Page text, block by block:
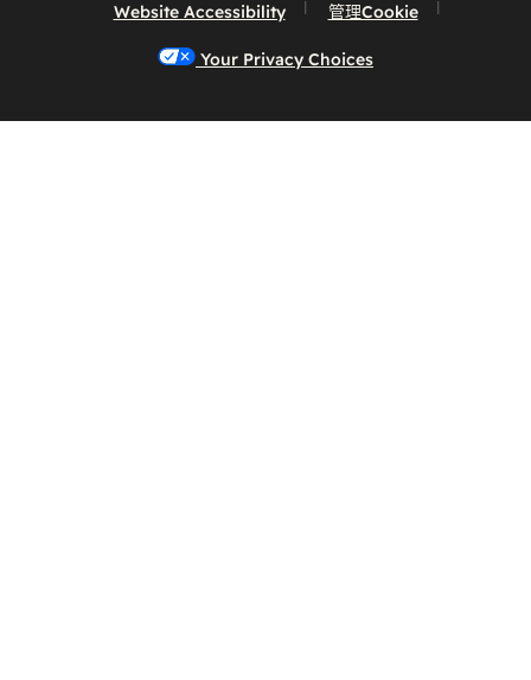
Website Accessibility 管理Cookie
Your Privacy Choices